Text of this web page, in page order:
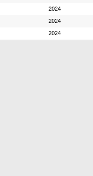
2024
2024
2024